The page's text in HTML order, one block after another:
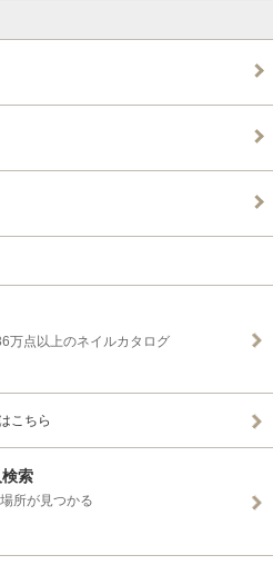
万点以上のネイルカタログ
こちら
索
所が見つかる